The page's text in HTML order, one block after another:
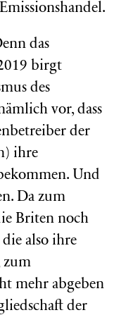
das
birgt
des
vor, dass
der
ihre
Und
Da zum
Briten noch
also ihre
zum
mehr abgeben
der